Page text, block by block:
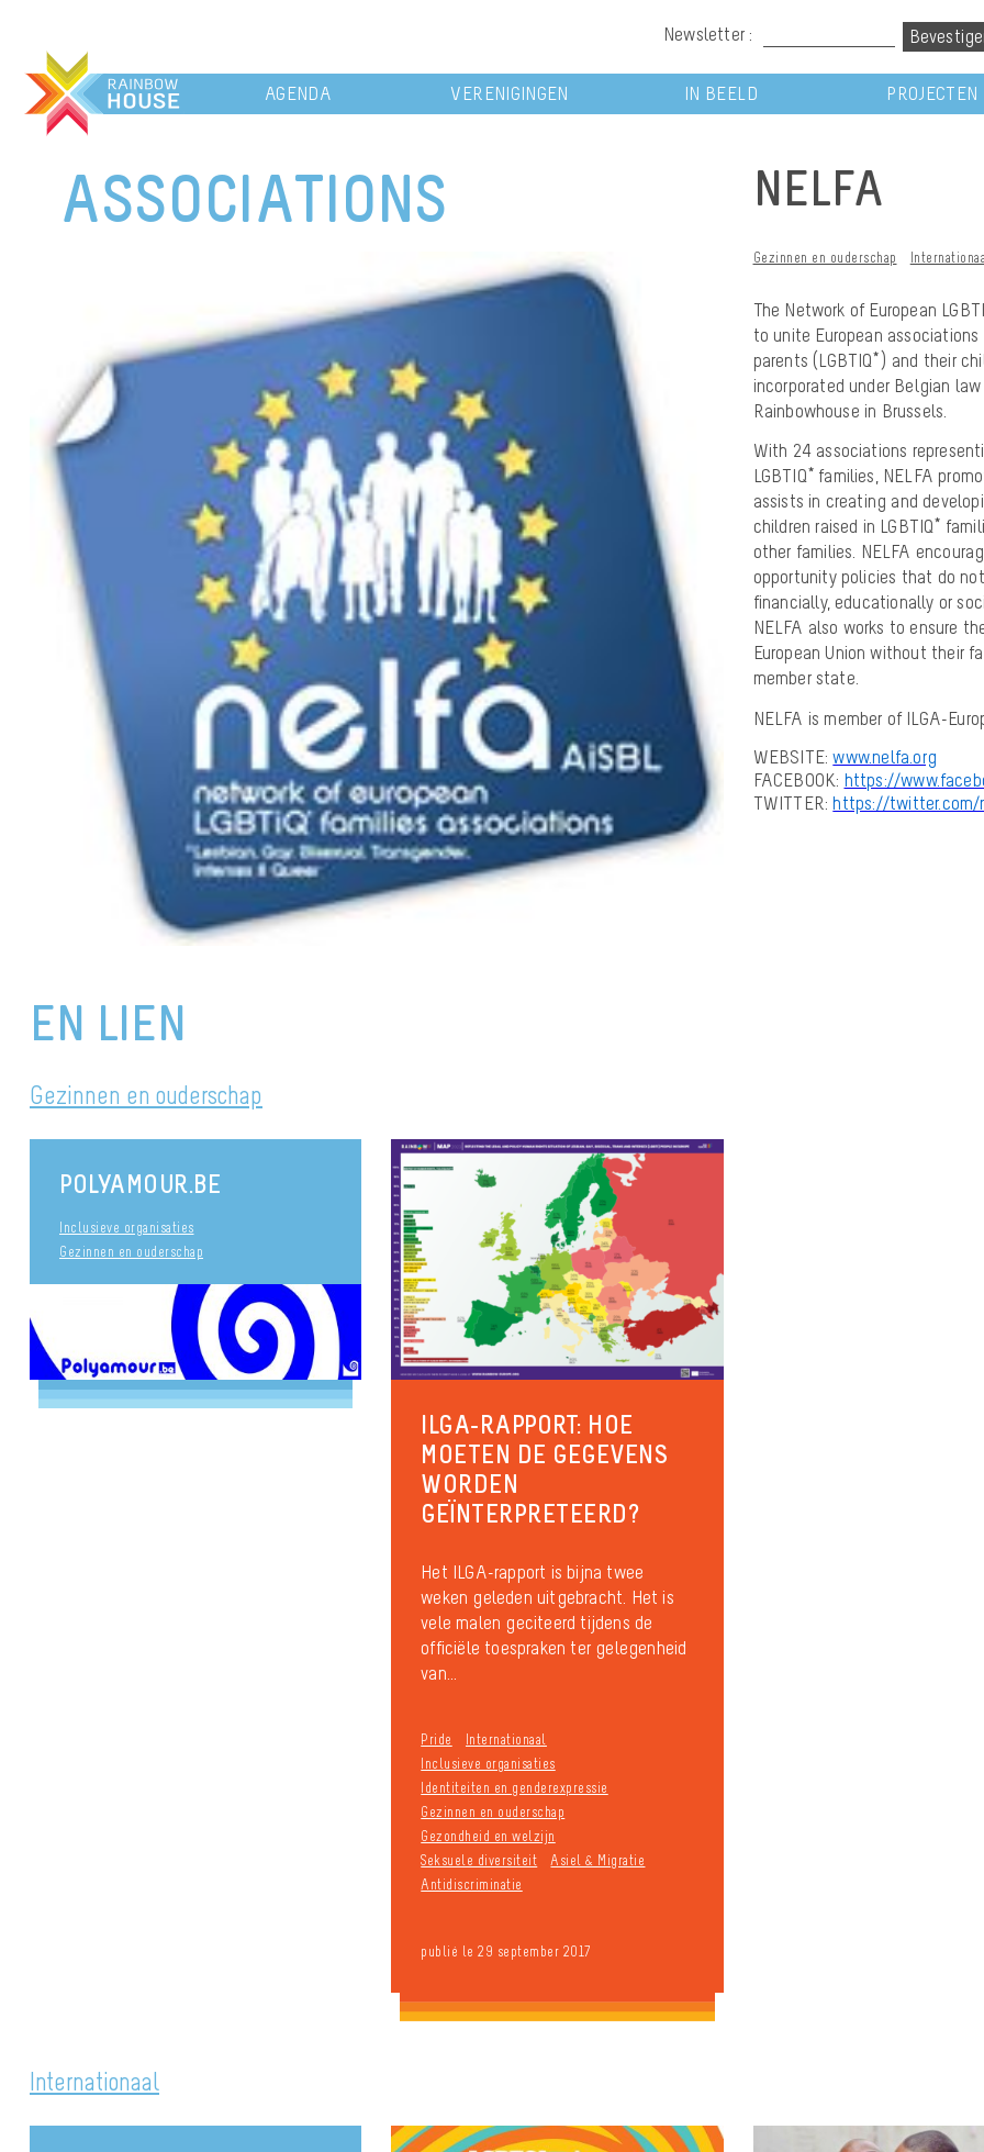
Newsletter :
AGENDA VERENIGINGEN IN BEELD PROJECTEN
ASSOCIATIONS NELFA
Gezinnen en ouderschap
The Network of European
to unite European
parents (LGBTIQ*) and their
incorporated under Belgian
Rainbowhouse in Brussels.
With 24 associations
LGBTIQ* families, NELFA
assists in creating and
children raised in LGBTIQ*
other families. NELFA
opportunity policies that do
financially, educationally or
NELFA also works to ensure
European Union without their
member state.
NELFA is member of ILGA-
WEBSITE:www.nelfa.org
FACEBOOK: https://
TWITTER:https://twitter.com/
EN LIEN
Gezinnen en ouderschap
POLYAMOUR.BE
Inclusieve organisaties
Gezinnen en ouderschap
ILGA-RAPPORT: HOE
MOETEN DE GEGEVENS
WORDEN
GEÏNTERPRETEERD?
Het ILGA-rapport is bijna twee
weken geleden uitgebracht. Het is
vele malen geciteerd tijdens de
officiële toespraken ter gelegenheid
van...
Pride
Internationaal
Inclusieve organisaties
Identiteiten en genderexpressie
Gezinnen en ouderschap
Gezondheid en welzijn
Seksuele diversiteit
Asiel & Migratie
Antidiscriminatie
publié le 29 september 2017
Internationaal